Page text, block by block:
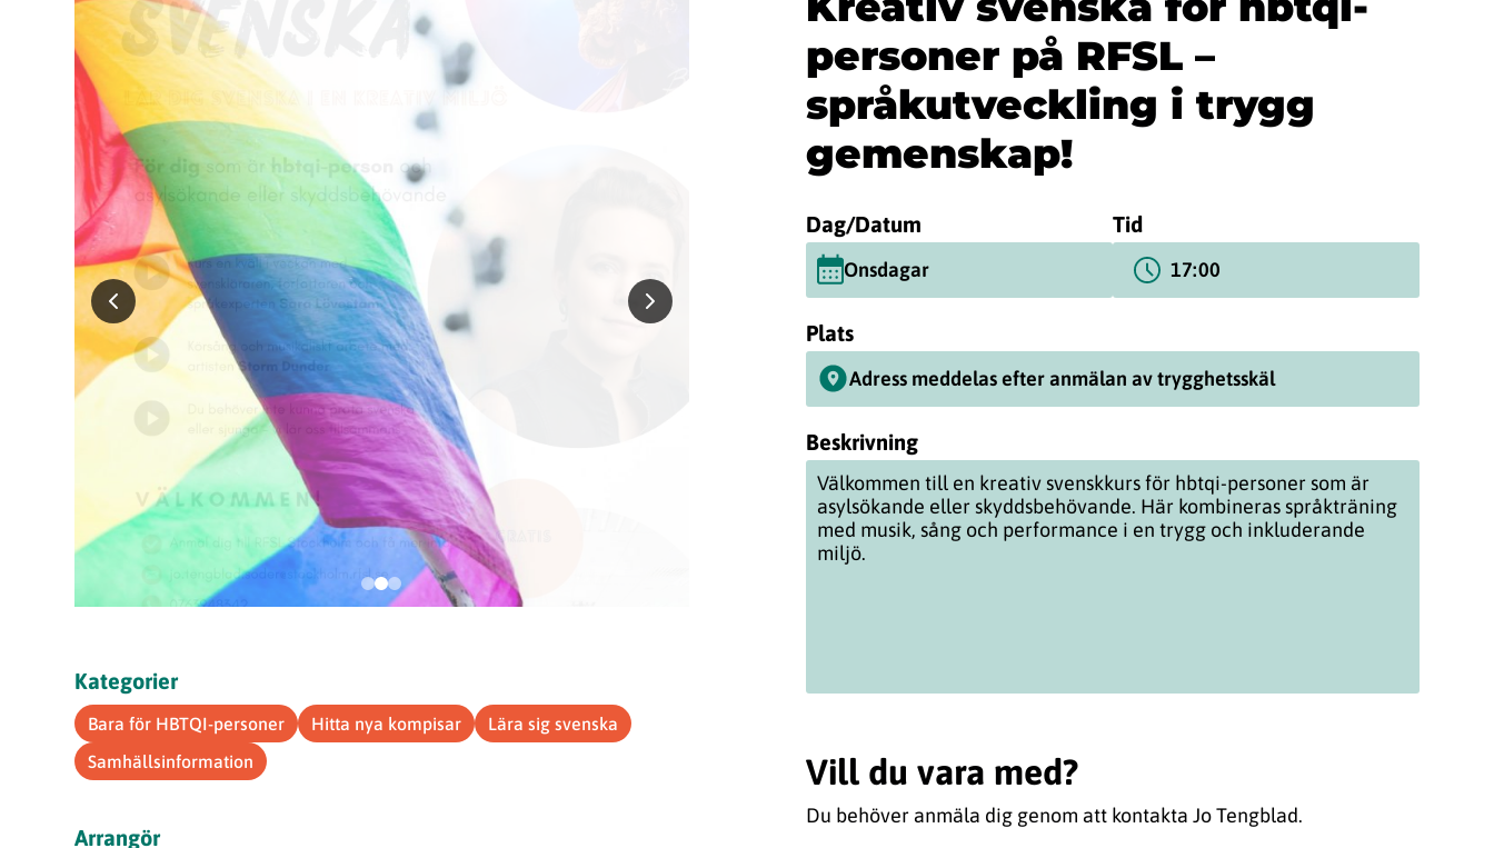
Kategorier
Bara för HBTQI-personer Hitta nya kompisar
Lära sig svenska
Samhällsinformation
Arrangör
personer på RFSL –
språkutveckling i trygg
gemenskap!
Dag/Datum
Onsdagar
Tid
17:00
Plats
Adress meddelas efter anmälan av trygghetsskäl
Beskrivning
Välkommen till en kreativ svenskkurs för hbtqi-personer som är
asylsökande eller skyddsbehövande. Här kombineras språkträning
med musik, sång och performance i en trygg och inkluderande
miljö.
Vill du vara med?
Du behöver anmäla dig genom att kontakta Jo Tengblad.